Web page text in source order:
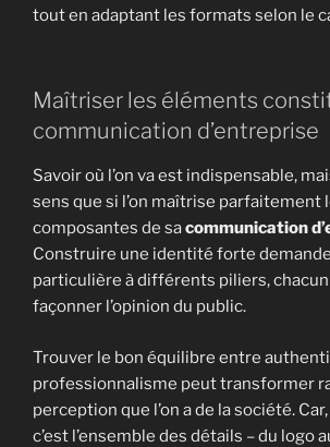
tout en adaptant les formats selon le
Maîtriser les éléments
communication d’entreprise
Savoir où l’on va est indispensable,
sens que si l’on maîtrise parfaitement
composantes de sacommunication
Construire une identité forte
particulière à différents piliers,
façonner l’opinion du public.
Trouver le bon équilibre entre
professionnalisme peut transformer
perception que l’on a de la société.
c’est l’ensemble des détails – du logo